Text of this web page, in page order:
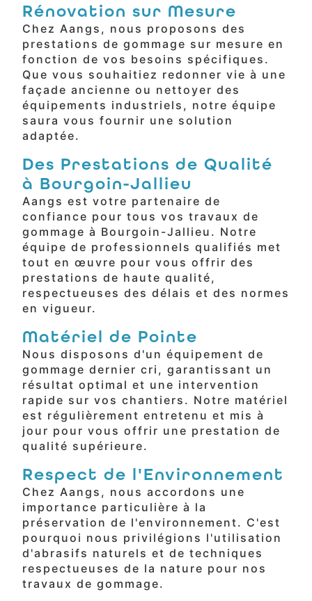
Rénovation sur Mesure
Chez Aangs, nous proposons des
prestations de gommage sur mesure en
fonction de vos besoins spécifiques.
Que vous souhaitiez redonner vie à une
façade ancienne ou nettoyer des
équipements industriels, notre équipe
saura vous fournir une solution
adaptée.
Des Prestations de Qualité
à Bourgoin-Jallieu
Aangs est votre partenaire de
confiance pour tous vos travaux de
gommage à Bourgoin-Jallieu. Notre
équipe de professionnels qualifiés met
tout en œuvre pour vous offrir des
prestations de haute qualité,
respectueuses des délais et des normes
en vigueur.
Matériel de Pointe
Nous disposons d'un équipement de
gommage dernier cri, garantissant un
résultat optimal et une intervention
rapide sur vos chantiers. Notre matériel
est régulièrement entretenu et mis à
jour pour vous offrir une prestation de
qualité supérieure.
Respect de l'Environnement
Chez Aangs, nous accordons une
importance particulière à la
préservation de l'environnement. C'est
pourquoi nous privilégions l'utilisation
d'abrasifs naturels et de techniques
respectueuses de la nature pour nos
travaux de gommage.